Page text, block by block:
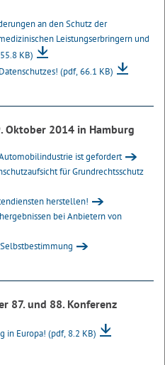
an den Schutz der
Leistungserbringern und
KB)
(pdf, 66.1 KB)
Oktober 2014 in Hamburg
ist gefordert
für Grundrechtsschutz
herstellen!
bei Anbietern von
87. und 88. Konferenz
in Europa! (pdf, 8.2 KB)